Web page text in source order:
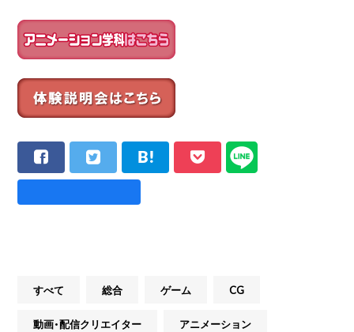
すべて 総合 ゲーム CG
動画・配信クリエイター アニメーション